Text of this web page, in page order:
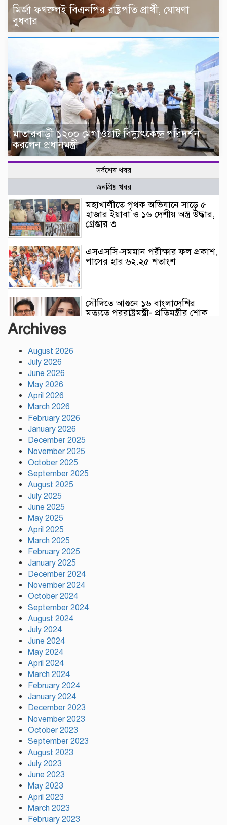
মির্জা ফখরুলই বিএনপির রাষ্ট্রপতি প্রার্থী, ঘোষণা
বুধবার
মাতারবাড়ী ১২০০ মেগাওয়াট বিদ্যুৎকেন্দ্র পরিদর্শন
করলেন প্রধানমন্ত্রী
সর্বশেষ খবর
জনপ্রিয় খবর
মহাখালীতে পৃথক অভিযানে সাড়ে ৫
হাজার ইয়াবা ও ১৬ দেশীয় অস্ত্র উদ্ধার,
গ্রেপ্তার ৩
এসএসসি-সমমান পরীক্ষার ফল প্রকাশ,
পাসের হার ৬২.২৫ শতাংশ
সৌদিতে আগুনে ১৬ বাংলাদেশির
মৃত্যুতে পররাষ্ট্রমন্ত্রী- প্রতিমন্ত্রীর শোক
মির্জা ফখরুলই বিএনপির রাষ্ট্রপতি
প্রার্থী, ঘোষণা বুধবার
Archives
August 2026
July 2026
June 2026
May 2026
April 2026
March 2026
February 2026
January 2026
December 2025
November 2025
October 2025
September 2025
August 2025
July 2025
June 2025
May 2025
April 2025
March 2025
February 2025
January 2025
December 2024
November 2024
October 2024
September 2024
August 2024
July 2024
June 2024
May 2024
April 2024
March 2024
February 2024
January 2024
December 2023
November 2023
October 2023
September 2023
August 2023
July 2023
June 2023
May 2023
April 2023
March 2023
February 2023